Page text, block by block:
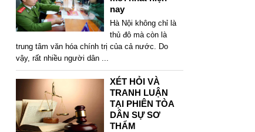
nay
Hà Nội không chỉ là
thủ đô mà còn là
trung tâm văn hóa chính trị của cả nước. Do
vậy, rất nhiều người dân
XÉT HỎI VÀ
TRANH LUẬN
TẠI PHIÊN TÒA
DÂN SỰ SƠ
THẨM